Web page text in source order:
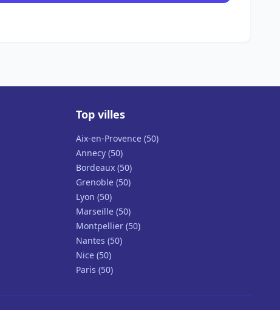
Top villes
Aix-en-Provence (50)
Annecy (50)
Bordeaux (50)
Grenoble (50)
Lyon (50)
Marseille (50)
Montpellier (50)
Nantes (50)
Nice (50)
Paris (50)